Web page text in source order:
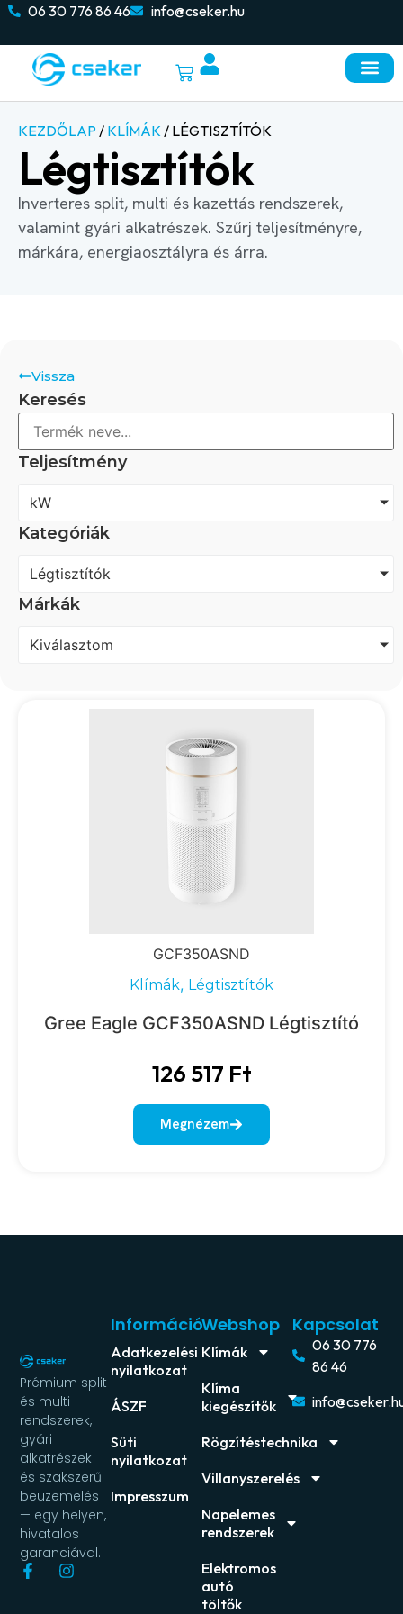
06 30 776 86 46 info@cseker.hu
KEZDŐLAP / KLÍMÁK / LÉGTISZTÍTÓK
Légtisztítók
Inverteres split, multi és kazettás rendszerek,
valamint gyári alkatrészek. Szűrj teljesítményre,
márkára, energiaosztályra és árra.
Vissza
Keresés
Teljesítmény
kW
Kategóriák
Légtisztítók
Márkák
Kiválasztom
GCF350ASND
Klímák, Légtisztítók
Gree Eagle GCF350ASND Légtisztító
126 517 Ft
Megnézem
Prémium split
és multi
rendszerek,
gyári
alkatrészek
és szakszerű
beüzemelés
— egy helyen,
hivatalos
garanciával.
Webshop
Klímák
Klíma
kiegészítők
Rögzítéstechnika
Villanyszerelés
Napelemes
rendszerek
Elektromos
autó
töltők
Információ
Adatkezelési
nyilatkozat
ÁSZF
Süti
nyilatkozat
Impresszum
Kapcsolat
06 30 776
86 46